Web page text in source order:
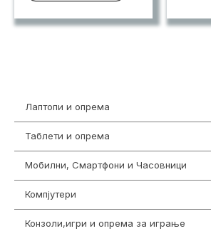
Лаптопи и опрема
Таблети и опрема
Мобилни, Смартфони и Часовници
Компјутери
Конзоли,игри и опрема за играње